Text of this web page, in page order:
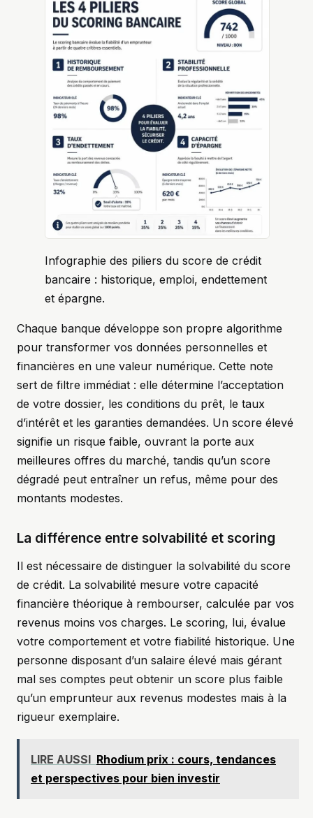
Infographie des piliers du score de crédit
bancaire : historique, emploi, endettement
et épargne.
Chaque banque développe son propre algorithme
pour transformer vos données personnelles et
financières en une valeur numérique. Cette note
sert de filtre immédiat : elle détermine l’acceptation
de votre dossier, les conditions du prêt, le taux
d’intérêt et les garanties demandées. Un score élevé
signifie un risque faible, ouvrant la porte aux
meilleures offres du marché, tandis qu’un score
dégradé peut entraîner un refus, même pour des
montants modestes.
La différence entre solvabilité et scoring
Il est nécessaire de distinguer la solvabilité du score
de crédit. La solvabilité mesure votre capacité
financière théorique à rembourser, calculée par vos
revenus moins vos charges. Le scoring, lui, évalue
votre comportement et votre fiabilité historique. Une
personne disposant d’un salaire élevé mais gérant
mal ses comptes peut obtenir un score plus faible
qu’un emprunteur aux revenus modestes mais à la
rigueur exemplaire.
LIRE AUSSI Rhodium prix : cours, tendances
et perspectives pour bien investir